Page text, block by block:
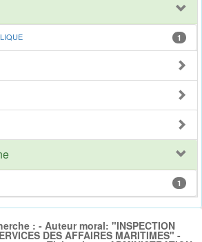
1
1
: - Auteur moral: "INSPECTION
DES AFFAIRES MARITIMES" -